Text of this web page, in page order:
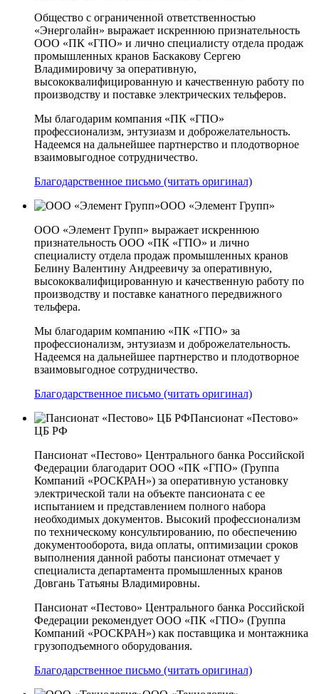
Общество с ограниченной ответственностью
«Энерголайн» выражает искреннюю признательность
ООО «ПК «ГПО» и лично специалисту отдела продаж
промышленных кранов Баскакову Сергею
Владимировичу за оперативную,
высококвалифицированную и качественную работу по
производству и поставке электрических тельферов.
Мы благодарим компания «ПК «ГПО»
профессионализм, энтузиазм и доброжелательность.
Надеемся на дальнейшее партнерство и плодотворное
взаимовыгодное сотрудничество.
Благодарственное письмо (читать оригинал)
ООО «Элемент Групп»
ООО «Элемент Групп» выражает искреннюю
признательность ООО «ПК «ГПО» и лично
специалисту отдела продаж промышленных кранов
Белину Валентину Андреевичу за оперативную,
высококвалифицированную и качественную работу по
производству и поставке канатного передвижного
тельфера.
Мы благодарим компанию «ПК «ГПО» за
профессионализм, энтузиазм и доброжелательность.
Надеемся на дальнейшее партнерство и плодотворное
взаимовыгодное сотрудничество.
Благодарственное письмо (читать оригинал)
Пансионат «Пестово»
ЦБ РФ
Пансионат «Пестово» Центрального банка Российской
Федерации благодарит ООО «ПК «ГПО» (Группа
Компаний «РОСКРАН») за оперативную установку
электрической тали на объекте пансионата с ее
испытанием и представлением полного набора
необходимых документов. Высокий профессионализм
по техническому консультированию, по обеспечению
документооборота, вида оплаты, оптимизации сроков
выполнения данной работы пансионат отмечает у
специалиста департамента промышленных кранов
Довгань Татьяны Владимировны.
Пансионат «Пестово» Центрального банка Российской
Федерации рекомендует ООО «ПК «ГПО» (Группа
Компаний «РОСКРАН») как поставщика и монтажника
грузоподъемного оборудования.
Благодарственное письмо (читать оригинал)